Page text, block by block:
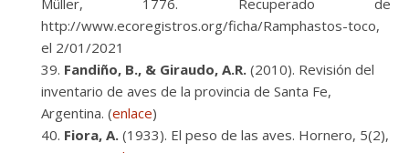
Müller, 1776. Recuperado de
http://www.ecoregistros.org/ficha/Ramphastos-toco,
el 2/01/2021
Fandiño, B., & Giraudo, A.R. (2010). Revisión del
inventario de aves de la provincia de Santa Fe,
Argentina. (enlace)
Fiora, A. (1933). El peso de las aves. Hornero, 5(2),